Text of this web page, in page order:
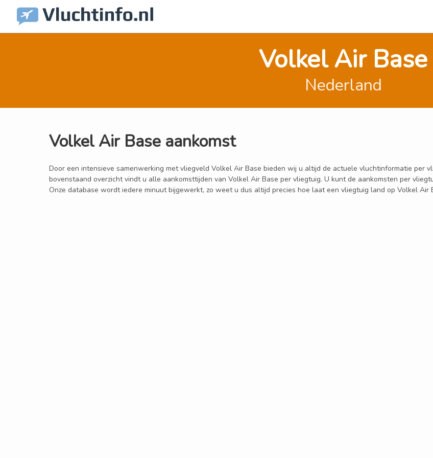
Volkel Air Base
Nederland
Volkel Air Base aankomst
Door een intensieve samenwerking met vliegveld Volkel Air Base bieden wij u altijd de actuele vluchtinformatie per
bovenstaand overzicht vindt u alle aankomsttijden van Volkel Air Base per vliegtuig. U kunt de aankomsten per
Onze database wordt iedere minuut bijgewerkt, zo weet u dus altijd precies hoe laat een vliegtuig land op Volkel Air